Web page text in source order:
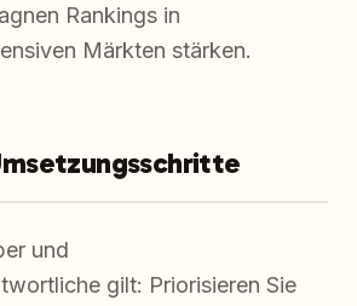
Rankings in
Märkten stärken.
und
gilt: Priorisieren Sie